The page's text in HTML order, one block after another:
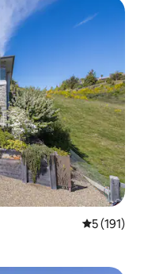
レビュー
5 (191)